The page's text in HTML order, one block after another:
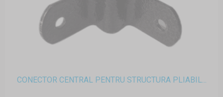
CONECTOR CENTRAL PENTRU STRUCTURA PLIABIL...